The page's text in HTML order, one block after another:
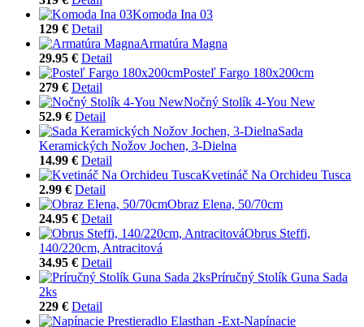
Komoda Ina 03
129 € Detail
Armatúra Magna
29.95 € Detail
Posteľ Fargo 180x200cm
279 € Detail
Nočný Stolík 4-You New
52.9 € Detail
Sada
Keramických Nožov Jochen, 3-Dielna
14.99 € Detail
Kvetináč Na Orchideu Tusca
2.99 € Detail
Obraz Elena, 50/70cm
24.95 € Detail
Obrus Steffi,
140/220cm, Antracitová
34.95 € Detail
Príručný Stolík Guna Sada
2ks
229 € Detail
Napínacie